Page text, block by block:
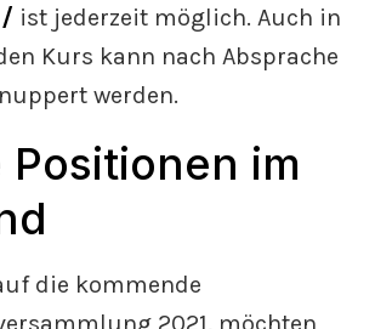
ist jederzeit möglich. Auch in
Kurs kann nach Absprache
werden.
im
die kommende